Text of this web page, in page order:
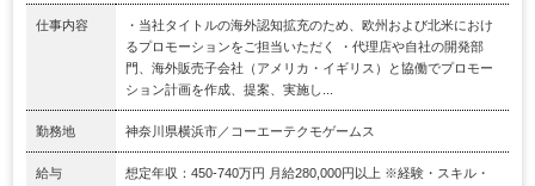
仕事内容
・当社タイトルの海外認知拡充のため、欧州および北米におけ
るプロモーションをご担当いただく ・代理店や自社の開発部
門、海外販売子会社（アメリカ・イギリス）と協働でプロモー
ション計画を作成、提案、実施し...
勤務地 神奈川県横浜市／コーエーテクモゲームス
給与
想定年収：450-740万円 月給280,000円以上 ※経験・スキル・